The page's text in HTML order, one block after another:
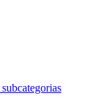
subcategorias